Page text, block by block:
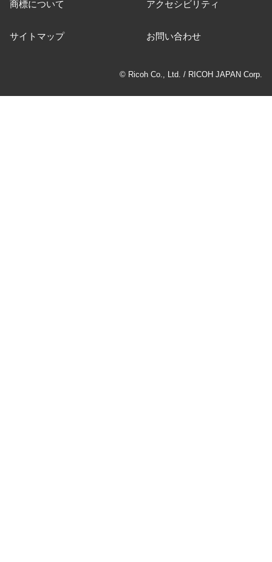
商標について アクセシビリティ
サイトマップ お問い合わせ
© Ricoh Co., Ltd. / RICOH JAPAN Corp.